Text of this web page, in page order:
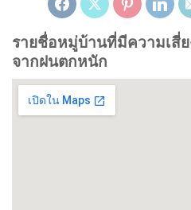
รายชื่อหมู่บ้านที่มีความเสี่
จากฝนตกหนัก